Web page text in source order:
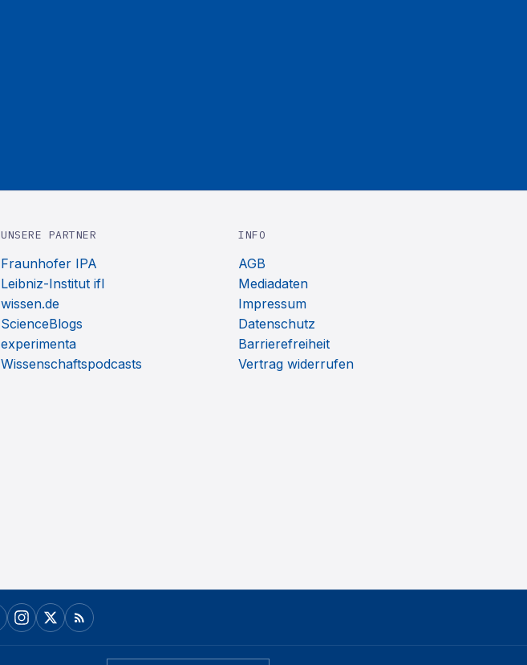
UNSERE PARTNER
Fraunhofer IPA
Leibniz-Institut ifl
wissen.de
ScienceBlogs
experimenta
Wissenschaftspodcasts
INFO
AGB
Mediadaten
Impressum
Datenschutz
Barrierefreiheit
Vertrag widerrufen